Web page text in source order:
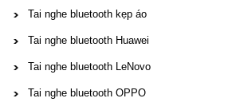
Tai nghe bluetooth kẹp áo
Tai nghe bluetooth Huawei
Tai nghe bluetooth LeNovo
Tai nghe bluetooth OPPO